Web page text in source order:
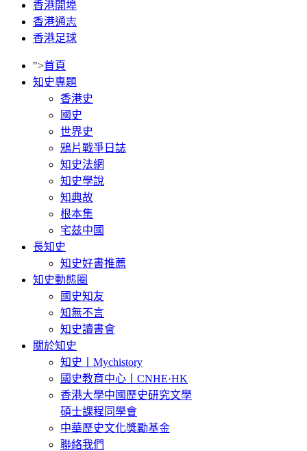
香港開埠
香港通志
香港足球
">首頁
知史專題
香港史
國史
世界史
鴉片戰爭日誌
知史法網
知史學說
知典故
根本集
宅兹中國
長知史
知史好書推薦
知史動態圈
國史知友
知無不言
知史讀書會
關於知史
知史丨Mychistory
國史教育中心丨CNHE·HK
香港大學中國歷史研究文學
碩士課程同學會
中華歷史文化獎勵基金
聯絡我們